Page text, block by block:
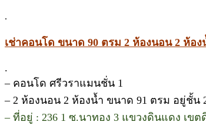
.
เช่าคอนโด ขนาด 90 ตรม 2 ห้องนอน 2 ห้อ
.
– คอนโด ศรีวราแมนชั่น 1
– 2 ห้องนอน 2 ห้องน้ำ ขนาด 91 ตรม อยู่ชั้น
– ที่อยู่ : 236 1 ซ.นาทอง 3 แขวงดินแดง เข